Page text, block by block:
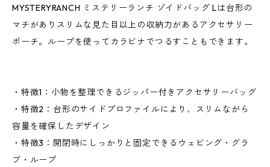
MYSTERYRANCH ミステリーランチ ゾイドバッグ Lは台形の
マチがありスリムな見た目以上の収納力があるアクセサリー
ポーチ。ループを使ってカラビナでつるすこともできます。
・特徴1：小物を整理できるジッパー付きアクセサリーバッグ
・特徴2：台形のサイドプロファイルにより、スリムながら
容量を確保したデザイン
・特徴3：開閉時にしっかりと固定できるウェビング・グラ
ブ・ループ